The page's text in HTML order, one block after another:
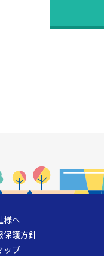
様へ
保護方針
ップ